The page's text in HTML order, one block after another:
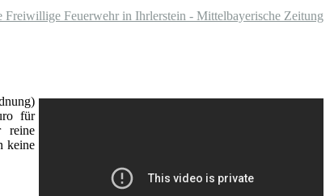
Freiwillige Feuerwehr in Ihrlerstein - Mittelbayerische Zeitung
für
reine
keine